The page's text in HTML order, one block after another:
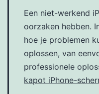
Een niet-werkend
oorzaken hebben.
hoe je problemen
oplossen, van
professionele
kapot iPhone-